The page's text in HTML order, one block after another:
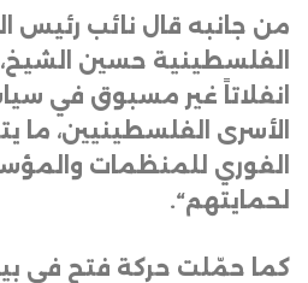
من جانبه قال نائب رئيس
الفلسطينية حسين
انفلاتاً غير مسبوق في
الأسرى الفلسطينيين، ما
الفوري للمنظمات
لحمايتهم“.
كما حمّلت حركة فتح في